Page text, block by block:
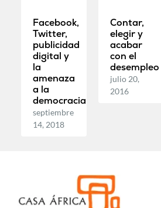
Facebook,
Twitter,
publicidad
digital y
la
amenaza
a la
democracia
septiembre
14, 2018
Contar,
elegir y
acabar
con el
desempleo
julio 20,
2016